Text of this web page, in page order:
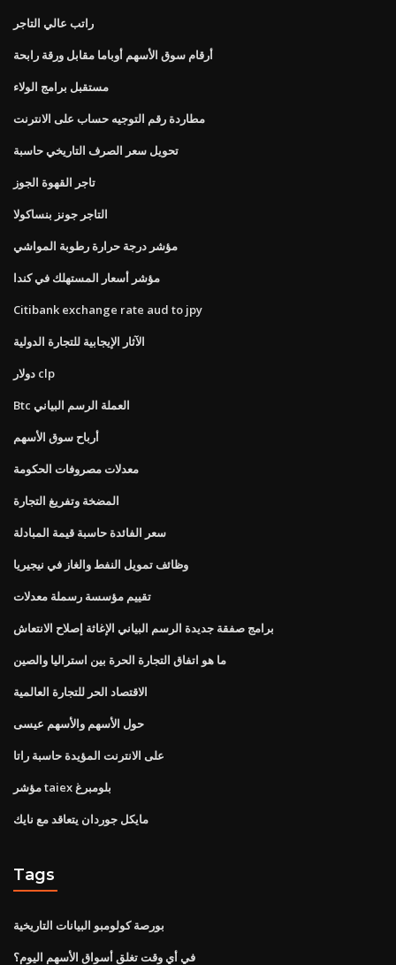
راتب عالي التاجر
أرقام سوق الأسهم أوباما مقابل ورقة رابحة
مستقبل برامج الولاء
مطاردة رقم التوجيه حساب على الانترنت
تحويل سعر الصرف التاريخي حاسبة
تاجر القهوة الجوز
التاجر جونز بنساكولا
مؤشر درجة حرارة رطوبة المواشي
مؤشر أسعار المستهلك في كندا
Citibank exchange rate aud to jpy
الآثار الإيجابية للتجارة الدولية
دولار clp
Btc العملة الرسم البياني
أرباح سوق الأسهم
معدلات مصروفات الحكومة
المضخة وتفريغ التجارة
سعر الفائدة حاسبة قيمة المبادلة
وظائف تمويل النفط والغاز في نيجيريا
تقييم مؤسسة رسملة معدلات
برامج صفقة جديدة الرسم البياني الإغاثة إصلاح الانتعاش
ما هو اتفاق التجارة الحرة بين استراليا والصين
الاقتصاد الحر للتجارة العالمية
حول الأسهم والأسهم عيسى
على الانترنت المؤيدة حاسبة راتا
مؤشر taiex بلومبرغ
مايكل جوردان يتعاقد مع نايك
Tags
بورصة كولومبو البيانات التاريخية
في أي وقت تغلق أسواق الأسهم اليوم؟